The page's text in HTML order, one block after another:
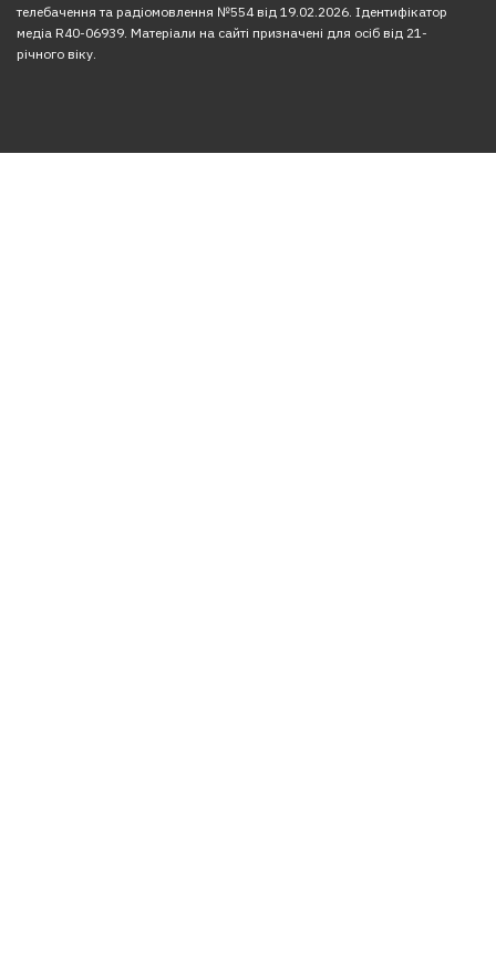
телебачення та радіомовлення №554 від 19.02.2026. Ідентифікатор
медіа R40-06939. Матеріали на сайті призначені для осіб від 21-
річного віку.